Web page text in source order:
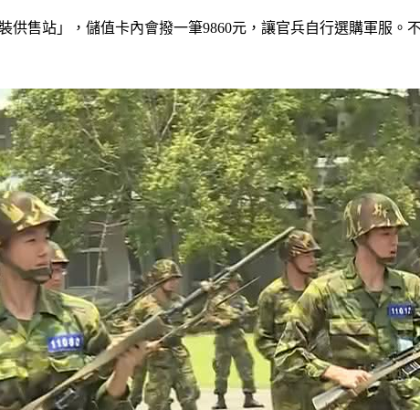
售站」，儲值卡內會撥一筆9860元，讓官兵自行選購軍服。